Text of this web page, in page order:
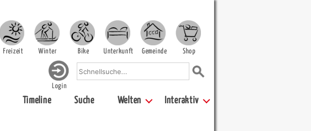
Freizeit Winter Bike Unterkunft Gemeinde Shop
Login
Timeline Suche Welten Interaktiv